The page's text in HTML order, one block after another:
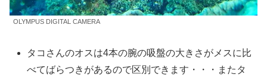
OLYMPUS DIGITAL CAMERA
タコさんのオスは4本の腕の吸盤の大きさがメスに比
べてばらつきがあるので区別できます・・・またタ